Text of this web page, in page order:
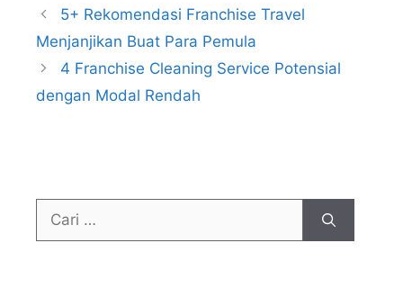
5+ Rekomendasi Franchise Travel
Menjanjikan Buat Para Pemula
4 Franchise Cleaning Service Potensial
dengan Modal Rendah